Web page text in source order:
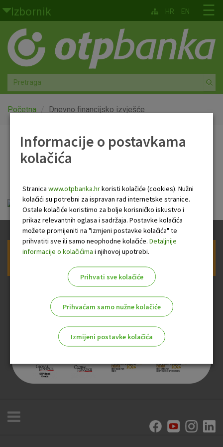
Skoči na glavni sadržaj
Izbornik
Građani
Privatno bankarstvo
Agro
Mala poduzeća i obrtnici
Globalna tržišta
O nama
☰
HR EN
Početna Dnevno financijsko izvješće
Dnevno financijsko
Dnevno financijsko izvješće.pdf
Prijava na newsletter OTP banke
Informacije o postavkama
kolačića
Stranica www.otpbanka.hrkoristi kolačiće (cookies). Nužni
kolačići su potrebni za ispravan rad internetske stranice.
Ostale kolačiće koristimo za bolje korisničko iskustvo i
prikaz relevantnih oglasa i sadržaja. Postavke kolačića
možete promijeniti na "Izmjeni postavke kolačića" te
prihvatiti sve ili samo neophodne kolačiće. Detaljnije
informacije o kolačićima i njihovoj upotrebi.
Prihvati sve kolačiće
Prihvaćam samo nužne kolačiće
Izmijeni postavke kolačića